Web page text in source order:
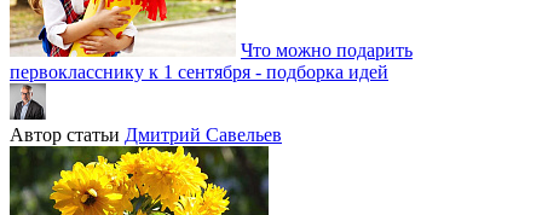
Что можно подарить
первокласснику к 1 сентября - подборка идей
Автор статьи Дмитрий Савельев